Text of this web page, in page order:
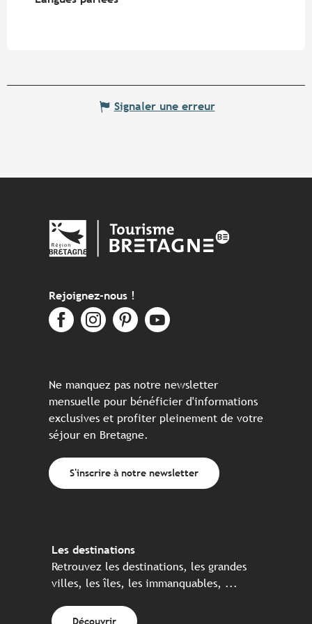
Signaler une erreur
Rejoignez-nous !
Ne manquez pas notre newsletter
mensuelle pour bénéficier d'informations
exclusives et profiter pleinement de votre
séjour en Bretagne.
S'inscrire à notre newsletter
Les destinations
Retrouvez les destinations, les grandes
villes, les îles, les immanquables, ...
Découvrir